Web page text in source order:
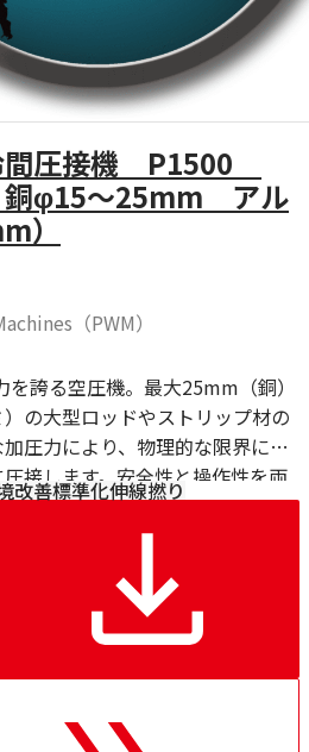
間圧接機 P1500
銅φ15～25mm アル
）
（PWM）
を誇る空圧機。最大25mm（銅）
の大型ロッドやストリップ材の
圧力により、物理的な限界に挑
接します。安全性と操作性を両
インの要となるパワフルなモデ
機能も標準搭載しております。
改善標準化伸線撚り